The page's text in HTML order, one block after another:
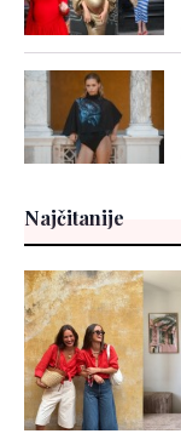
Najčitanije